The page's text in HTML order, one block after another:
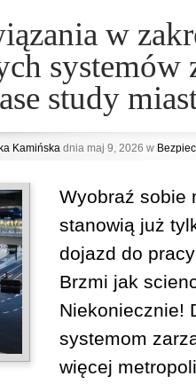
w
systemów
study
Kamińskadnia maj 9, 2026 w
Wyobraź sobie
stanowią już
dojazd do
Brzmi jak
Niekoniecznie!
systemom
więcej